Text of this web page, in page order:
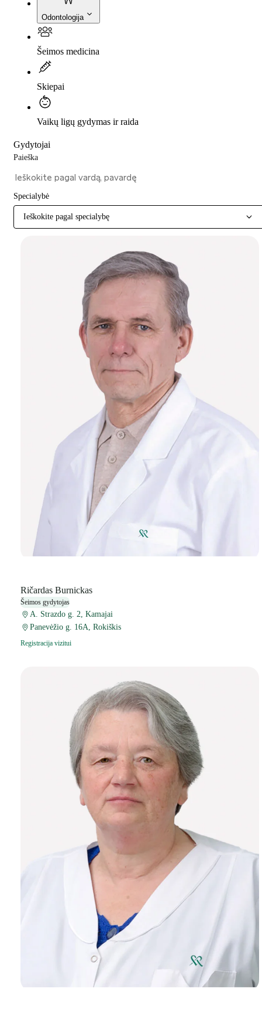
Odontologija
Šeimos medicina
Skiepai
Vaikų ligų gydymas ir raida
Gydytojai
Paieška
Specialybė
Ieškokite pagal specialybę
Ričardas Burnickas
Šeimos gydytojas
A. Strazdo g. 2, Kamajai
Panevėžio g. 16A, Rokiškis
Registracija vizitui